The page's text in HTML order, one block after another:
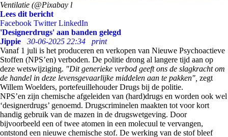
Ventilatie (@Pixabay l
Lees dit bericht
Facebook Twitter LinkedIn
'Designerdrugs' aan banden gelegd
Jippie
30-06-2025 22:34
print
Vanaf 1 juli is het produceren en verkopen van Nieuwe Psychoactieve
Stoffen (NPS’en) verboden. De politie drong al langere tijd aan op
deze wetswijziging. "Dit generieke verbod geeft ons de slagkracht om
de handel in deze levensgevaarlijke middelen aan te pakken", zegt
Willem Woelders, portefeuillehouder Drugs bij de politie.
NPS’en zijn chemische afgeleiden van (hard)drugs en worden ook wel
‘designerdrugs’ genoemd. Drugscriminelen maakten tot voor kort
handig gebruik van de mazen in de drugswetgeving. Door
bijvoorbeeld een of twee atomen in een molecuul te vervangen,
ontstond een nieuwe chemische stof. De werking van de stof bleef